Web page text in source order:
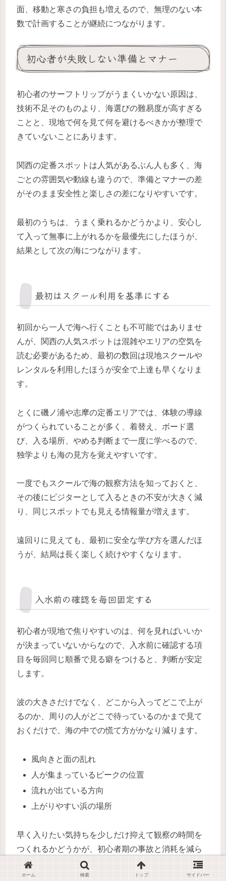
面、移動と寒さの負担も増えるので、無理のない本
数で計画することが継続につながります。
初心者が失敗しない準備とマナー
初心者のサーフトリップがうまくいかない原因は、
技術不足そのものより、海選びの難易度が高すぎる
ことと、現地で何を見て何を避けるべきかが整理で
きていないことにあります。
関西の定番スポットは人気があるぶん人も多く、海
ごとの雰囲気や動線も違うので、準備とマナーの差
がそのまま安全性と楽しさの差になりやすいです。
最初のうちは、うまく乗れるかどうかより、安心し
て入って無事に上がれるかを最優先にしたほうが、
結果として次の海につながります。
最初はスクール利用を基準にする
初回から一人で海へ行くことも不可能ではありませ
んが、関西の人気スポットは混雑やエリアの空気を
読む必要があるため、最初の数回は現地スクールや
レンタルを利用したほうが安全で上達も早くなりま
す。
とくに磯ノ浦や志摩の定番エリアでは、体験の導線
がつくられていることが多く、着替え、ボード選
び、入る場所、やめる判断まで一度に学べるので、
独学よりも海の見方を覚えやすいです。
一度でもスクールで海の観察方法を知っておくと、
その後にビジターとして入るときの不安が大きく減
り、同じスポットでも見える情報量が増えます。
遠回りに見えても、最初に安全な学び方を選んだほ
うが、結局は長く楽しく続けやすくなります。
入水前の確認を毎回固定する
初心者が現地で焦りやすいのは、何を見ればいいか
が決まっていないからなので、入水前に確認する項
目を毎回同じ順番で見る癖をつけると、判断が安定
します。
波の大きさだけでなく、どこから入ってどこで上が
るのか、周りの人がどこで待っているのかまで見て
おくだけで、海の中での慌て方がかなり減ります。
風向きと面の乱れ
人が集まっているピークの位置
流れが出ている方向
上がりやすい浜の場所
早く入りたい気持ちを少しだけ抑えて観察の時間を
つくれるかどうかが、初心者期の事故と消耗を減ら
す大きな分かれ目になります。
ホーム 検索 トップ サイドバー